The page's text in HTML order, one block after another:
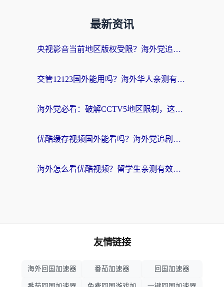
最新资讯
央视影音当前地区版权受限？海外党追剧看片的终极解决方案来了
交管12123国外能用吗？海外华人亲测有效的回国加速器选择指南
海外党必看：破解CCTV5地区限制，这样看欧洲杯奥运直播才够爽！
优酷缓存视频国外能看吗？海外党追剧看片的终极解决方案来了
海外怎么看优酷视频？留学生亲测有效的回国加速器选择指南
友情链接
海外回国加速器 番茄加速器 回国加速器